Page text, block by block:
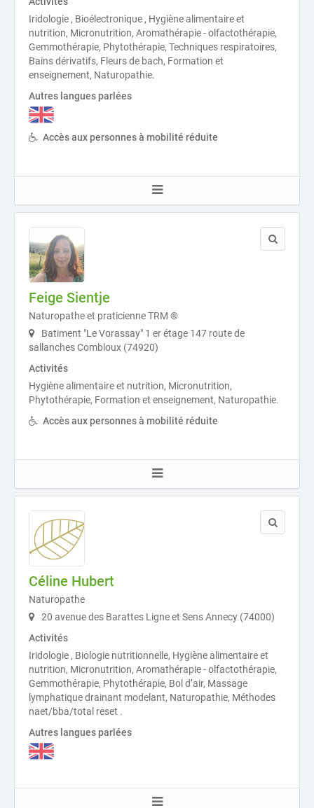
Iridologie , Bioélectronique , Hygiène alimentaire et
nutrition, Micronutrition, Aromathérapie - olfactothérapie,
Gemmothérapie, Phytothérapie, Techniques respiratoires,
Bains dérivatifs, Fleurs de bach, Formation et
enseignement, Naturopathie.
Autres langues parlées
Accès aux personnes à mobilité réduite
Feige Sientje
Naturopathe et praticienne TRM ®
Batiment "Le Vorassay" 1 er étage 147 route de
sallanches Combloux (74920)
Activités
Hygiène alimentaire et nutrition, Micronutrition,
Phytothérapie, Formation et enseignement, Naturopathie.
Accès aux personnes à mobilité réduite
Céline Hubert
Naturopathe
20 avenue des Barattes Ligne et Sens Annecy (74000)
Activités
Iridologie , Biologie nutritionnelle, Hygiène alimentaire et
nutrition, Micronutrition, Aromathérapie - olfactothérapie,
Gemmothérapie, Phytothérapie, Bol d’air, Massage
lymphatique drainant modelant, Naturopathie, Méthodes
naet/bba/total reset .
Autres langues parlées